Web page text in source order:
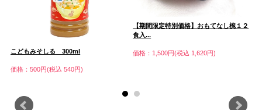
こどもみそしる 300ml
価格：500円(税込 540円)
【期間限定特別価格】おもてなし椀１２
食入...
価格：1,500円(税込 1,620円)